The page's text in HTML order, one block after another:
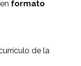
formato
de la